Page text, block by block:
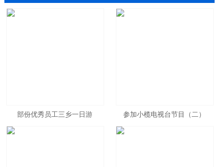
部份优秀员工三乡一日游 参加小榄电视台节目（二）